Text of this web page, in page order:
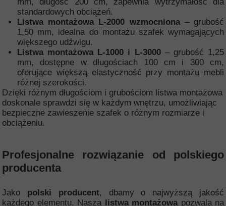
standardowych obciążeń.
Listwa montażowa L-2000 wzmocniona– grubość
1,50 mm, idealna do montażu szafek wymagających
większego udźwigu.
Listwa montażowa L-1000 i L-3000– grubość 1,25
mm, dostępne w długościach 100 cm i 300 cm,
oferujące większą elastyczność przy montażu mebli
różnej szerokości.
Dzięki różnym długościom i grubościom listwa montażowa
doskonale sprawdzi się w każdym wnętrzu, umożliwiając
bezpieczne zawieszenie szafek o różnym rozmiarze i
obciążeniu.
Profesjonalne rozwiązanie od polskiego
producenta
Jako polski producent, dbamy o najwyższą jakość
każdego elementu. Nasza listwa montażowapozwala na